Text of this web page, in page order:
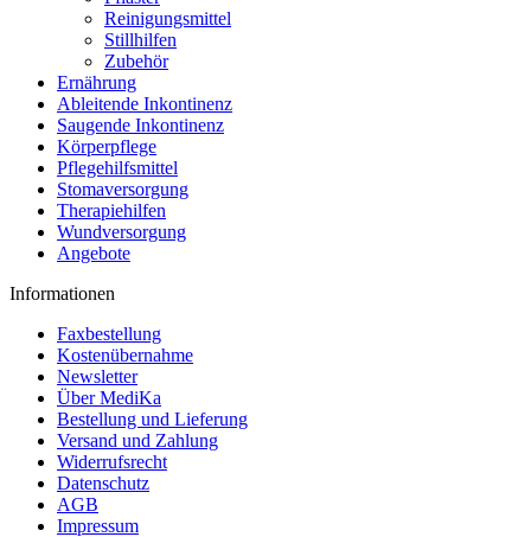
Reinigungsmittel
Stillhilfen
Zubehör
Ernährung
Ableitende Inkontinenz
Saugende Inkontinenz
Körperpflege
Pflegehilfsmittel
Stomaversorgung
Therapiehilfen
Wundversorgung
Angebote
Informationen
Faxbestellung
Kostenübernahme
Newsletter
Über MediKa
Bestellung und Lieferung
Versand und Zahlung
Widerrufsrecht
Datenschutz
AGB
Impressum